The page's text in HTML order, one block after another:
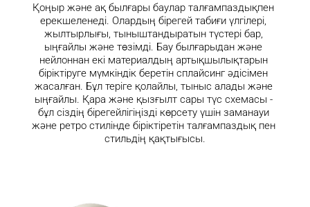
Қоңыр және ақ былғары баулар талғампаздықпен
ерекшеленеді. Олардың бірегей табиғи үлгілері,
жылтырлығы, тыныштандыратын түстері бар,
ыңғайлы және төзімді. Бау былғарыдан және
нейлоннан екі материалдың артықшылықтарын
біріктіруге мүмкіндік беретін сплайсинг әдісімен
жасалған. Бұл теріге қолайлы, тыныс алады және
ыңғайлы. Қара және қызғылт сары түс схемасы -
бұл сіздің бірегейлігіңізді көрсету үшін заманауи
және ретро стилінде біріктіретін талғампаздық пен
стильдің қақтығысы.